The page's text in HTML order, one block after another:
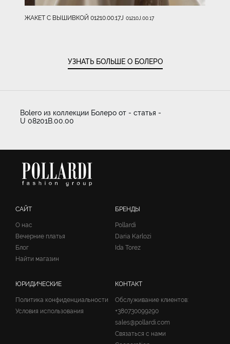
ЖАКЕТ С ВЫШИВКОЙ 01210.00.17J 01210J.00.17
УЗНАТЬ БОЛЬШЕ О БОЛЕРО
Bolero из коллекции Болеро от - статья -
U 08201B.00.00
САЙТ
О нас
Вечерние платья
Блог
Найти магазин
БРЕНДЫ
Pollardi
Daria Karlozi
Ida Torez
ЮРИДИЧЕСКИЕ
Политика конфиденциальности
Условия использования
КОНТАКТ
Обслуживание клиентов:
+380730099290
sales@pollardi.com
Связаться с нами